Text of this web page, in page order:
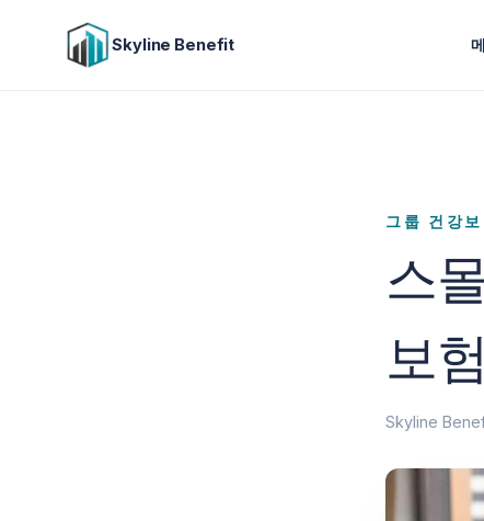
Skyline Benefit
그룹 건강보
스
보
Skyline